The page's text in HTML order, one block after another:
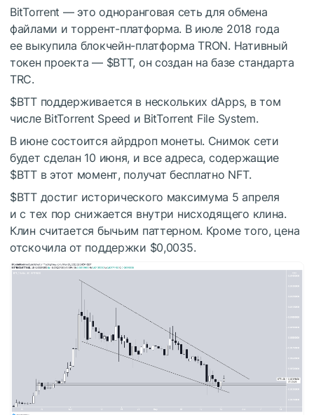
BitTorrent — это одноранговая сеть для обмена
файлами и торрент-платформа. В июле 2018 года
ее выкупила блокчейн-платформа TRON. Нативный
токен проекта — $BTT, он создан на базе стандарта
TRC.
$BTTподдерживается в нескольких dApps, в том
числе BitTorrent Speed и BitTorrent File System.
В июне состоится айрдроп монеты. Снимок сети
будет сделан 10 июня, и все адреса, содержащие
$BTTв этот момент, получат бесплатно NFT.
$BTTдостиг исторического максимума 5 апреля
и с тех пор снижается внутри нисходящего клина.
Клин считается бычьим паттерном. Кроме того, цена
отскочила от поддержки $0,0035.